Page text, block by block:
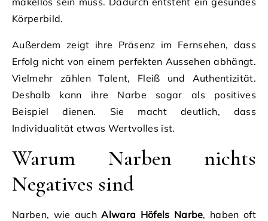
Körperbild.
Außerdem zeigt ihre Präsenz im Fernsehen, dass
Erfolg nicht von einem perfekten Aussehen abhängt.
Vielmehr zählen Talent, Fleiß und Authentizität.
Deshalb kann ihre Narbe sogar als positives
Beispiel dienen. Sie macht deutlich, dass
Individualität etwas Wertvolles ist.
Warum Narben nichts
Negatives sind
Narben, wie auchAlwara Höfels Narbe, haben oft